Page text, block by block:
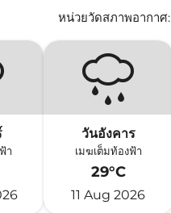
หน่วยวัดสภาพอากาศ:
า
วันอังคาร
เมฆเต็มท้องฟ้า
29°C
11 Aug 2026